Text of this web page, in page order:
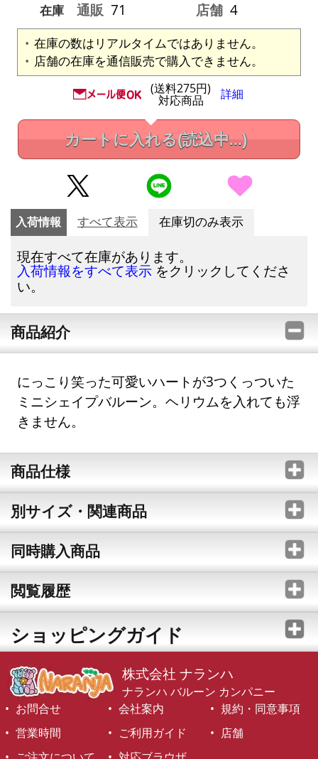
在庫
通販 71 店舗 4
在庫の数はリアルタイムではありません。
店舗の在庫を通信販売で購入できません。
(送料275円)
対応商品 詳細
カートに入れる(読込中...)
入荷情報 すべて表示 在庫切のみ表示
現在すべて在庫があります。
入荷情報をすべて表示 をクリックしてくださ
い。
商品紹介
にっこり笑った可愛いハートが3つくっついた
ミニシェイプバルーン。ヘリウムを入れても浮
きません。
商品仕様
別サイズ・関連商品
同時購入商品
閲覧履歴
ショッピングガイド
株式会社 ナランハ
ナランハ バルーン カンパニー
お問合せ
会社案内
規約・同意事項
営業時間
ご利用ガイド
店舗